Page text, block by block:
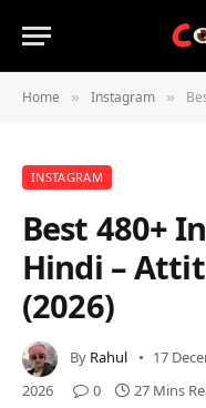
Home » Instagram »
INSTAGRAM
Best 480+
Hindi –
(2026)
By Rahul 17
2026
0 27 Mins